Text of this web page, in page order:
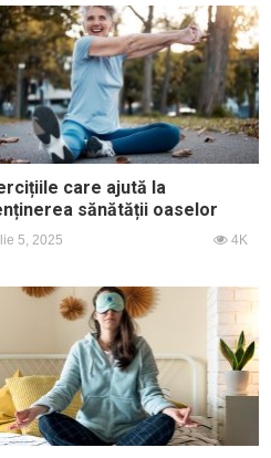
care ajută la
sănătății oaselor
5, 2025 4K